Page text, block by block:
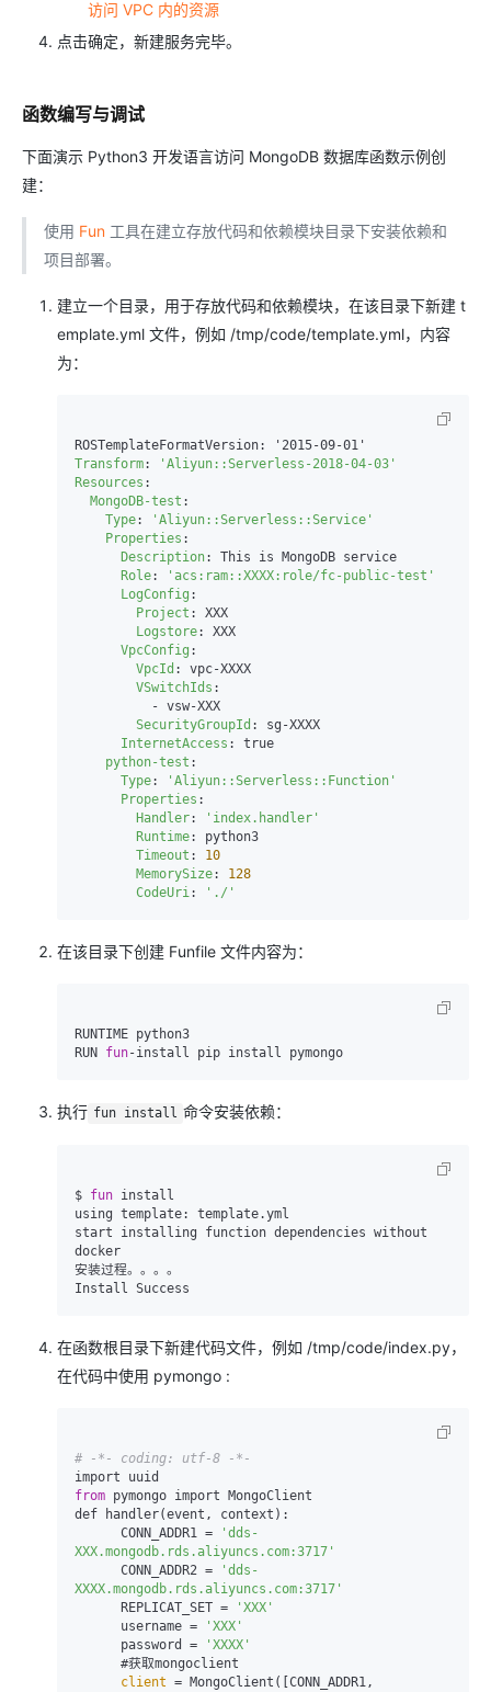
访问 VPC 内的资源
点击确定，新建服务完毕。
函数编写与调试
下面演示 Python3 开发语言访问 MongoDB 数据库函数示例创
建：
使用 Fun 工具在建立存放代码和依赖模块目录下安装依赖和
项目部署。
建立一个目录，用于存放代码和依赖模块，在该目录下新建 t
emplate.yml 文件，例如 /tmp/code/template.yml，内容
为：
Transform:
'Aliyun::Serverless-2018-04-03'
Resources :
MongoDB-test :
Type:
'Aliyun::Serverless::Service'
Properties :
Description: This is MongoDB service
Role:
'acs:ram::XXXX:role/fc-public-test'
LogConfig :
Project : XXX
Logstore: XXX
VpcConfig :
VpcId : vpc-XXXX
VSwitchIds :
SecurityGroupId : sg-XXXX
InternetAccess : true
python-test :
Type:
'Aliyun::Serverless::Function'
Properties :
Handler:
'index.handler'
Runtime: python3
Timeout : 10
MemorySize: 128
CodeUri: './'
在该目录下创建 Funfile 文件内容为：
RUNTIME python3
RUN fun-install pip install pymongo
执行 fun install 命令安装依赖：
$ fun install
using template: template.yml
start installing function dependencies without
docker
安装过程。。。。
在函数根目录下新建代码文件，例如 /tmp/code/index.py，
在代码中使用 pymongo :
# -*- coding: utf-8 -*-
from pymongo import MongoClient
def handler(event, context):
      CONN_ADDR1 =
'dds-
XXX.mongodb.rds.aliyuncs.com:3717'
      CONN_ADDR2 =
'dds-
XXXX.mongodb.rds.aliyuncs.com:3717'
      REPLICAT_SET =
'XXX'
      username =
'XXX'
      password =
'XXXX'
client = MongoClient([CONN_ADDR1,